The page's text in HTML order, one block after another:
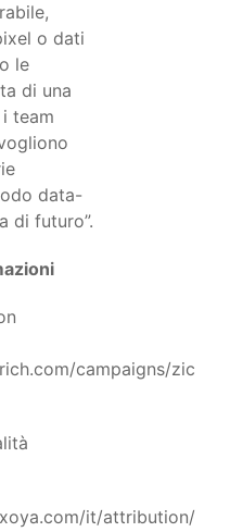
o dati
le
di una
team
data-
di futuro”.
campaigns/zic
it/attribution/